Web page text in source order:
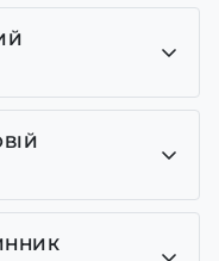
ми є
Design,
фірмові